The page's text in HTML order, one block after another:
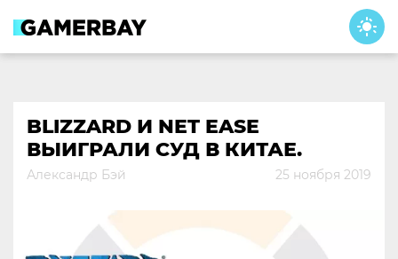
content
BLIZZARD И NET EASE
ВЫИГРАЛИ СУД В КИТАЕ.
Александр Бэй 25 ноября 2019